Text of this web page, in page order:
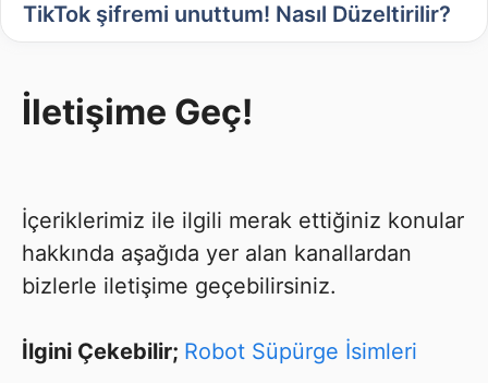
TikTok şifremi unuttum! Nasıl Düzeltirilir?
İletişime Geç!
İçeriklerimiz ile ilgili merak ettiğiniz konular
hakkında aşağıda yer alan kanallardan
bizlerle iletişime geçebilirsiniz.
İlgini Çekebilir; Robot Süpürge İsimleri